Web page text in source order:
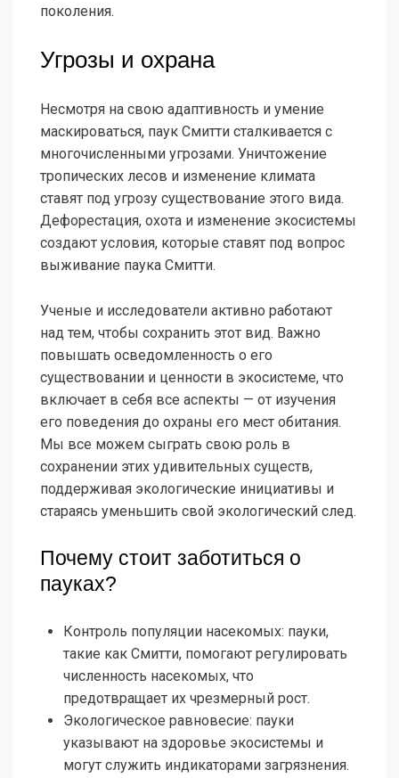
поколения.
Угрозы и охрана
Несмотря на свою адаптивность и умение
маскироваться, паук Смитти сталкивается с
многочисленными угрозами. Уничтожение
тропических лесов и изменение климата
ставят под угрозу существование этого вида.
Дефорестация, охота и изменение экосистемы
создают условия, которые ставят под вопрос
выживание паука Смитти.
Ученые и исследователи активно работают
над тем, чтобы сохранить этот вид. Важно
повышать осведомленность о его
существовании и ценности в экосистеме, что
включает в себя все аспекты — от изучения
его поведения до охраны его мест обитания.
Мы все можем сыграть свою роль в
сохранении этих удивительных существ,
поддерживая экологические инициативы и
стараясь уменьшить свой экологический след.
Почему стоит заботиться о
пауках?
Контроль популяции насекомых: пауки,
такие как Смитти, помогают регулировать
численность насекомых, что
предотвращает их чрезмерный рост.
Экологическое равновесие: пауки
указывают на здоровье экосистемы и
могут служить индикаторами загрязнения.